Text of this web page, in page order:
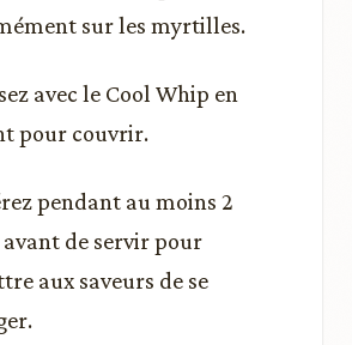
sur les myrtilles.
avec le Cool Whip en
pour couvrir.
pendant au moins 2
de servir pour
aux saveurs de se